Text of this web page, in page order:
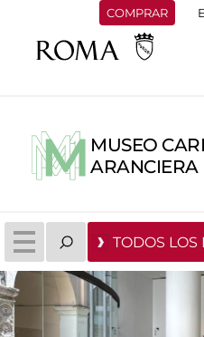
COMPRAR
MUSEO
ARANCIERA
TODOS LOS